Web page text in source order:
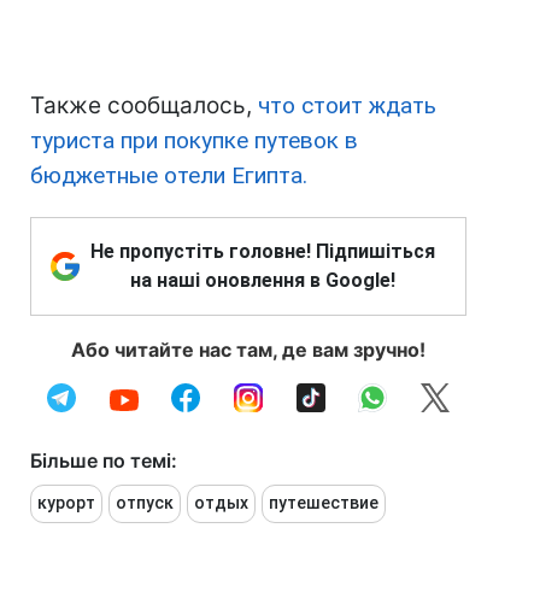
Также сообщалось, что стоит ждать
туриста при покупке путевок в
бюджетные отели Египта.
Не пропустіть головне! Підпишіться
на наші оновлення в Google!
Або читайте нас там, де вам зручно!
Більше по темі:
курорт отпуск отдых путешествие